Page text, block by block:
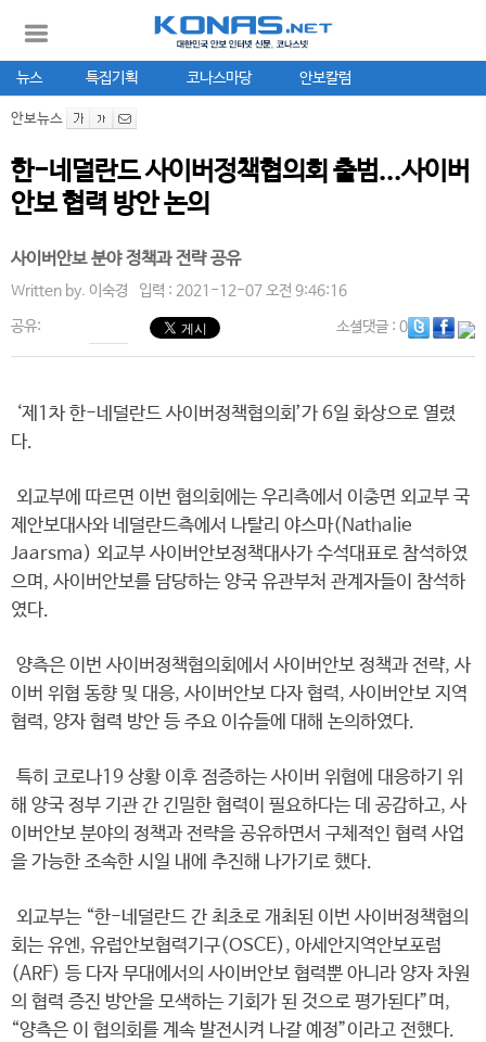
뉴스 특집기획 코나스마당 안보칼럼
안보뉴스
한-네덜란드 사이버정책협의회 출범...사이버
안보 협력 방안 논의
사이버안보 분야 정책과 전략 공유
Written by. 이숙경 입력 : 2021-12-07 오전 9:46:16
공유: 소셜댓글: 0
‘제1차 한-네덜란드 사이버정책협의회’가 6일 화상으로 열렸
다.
외교부에 따르면 이번 협의회에는 우리측에서 이충면 외교부 국
제안보대사와 네덜란드측에서 나탈리 야스마(Nathalie
Jaarsma) 외교부 사이버안보정책대사가 수석대표로 참석하였
으며, 사이버안보를 담당하는 양국 유관부처 관계자들이 참석하
였다.
양측은 이번 사이버정책협의회에서 사이버안보 정책과 전략, 사
이버 위협 동향 및 대응, 사이버안보 다자 협력, 사이버안보 지역
협력, 양자 협력 방안 등 주요 이슈들에 대해 논의하였다.
특히 코로나19 상황 이후 점증하는 사이버 위협에 대응하기 위
해 양국 정부 기관 간 긴밀한 협력이 필요하다는 데 공감하고, 사
이버안보 분야의 정책과 전략을 공유하면서 구체적인 협력 사업
을 가능한 조속한 시일 내에 추진해 나가기로 했다.
외교부는 “한-네덜란드 간 최초로 개최된 이번 사이버정책협의
회는 유엔, 유럽안보협력기구(OSCE), 아세안지역안보포럼
(ARF) 등 다자 무대에서의 사이버안보 협력뿐 아니라 양자 차원
의 협력 증진 방안을 모색하는 기회가 된 것으로 평가된다”며,
“양측은 이 협의회를 계속 발전시켜 나갈 예정”이라고 전했다.